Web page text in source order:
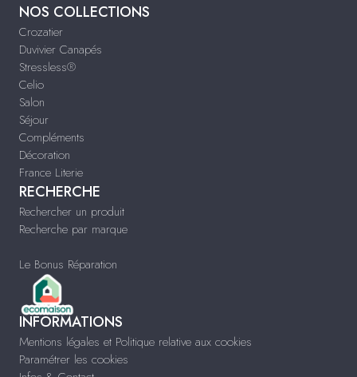
NOS COLLECTIONS
Crozatier
Duvivier Canapés
Stressless®
Celio
Salon
Séjour
Compléments
Décoration
France Literie
RECHERCHE
Rechercher un produit
Recherche par marque
Le Bonus Réparation
INFORMATIONS
Mentions légales et Politique relative aux cookies
Paramétrer les cookies